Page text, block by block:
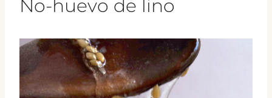
No-huevo de lino